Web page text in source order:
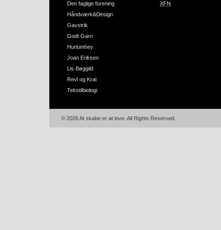
Den faglige forening
Håndværk&Design
Gavstrik
Godt Garn
Hurlumhey
Joan Eriksen
Lis Bøggild
Revl og Krat
Tekstilbiologi
XFN
© 2026 At skabe er at leve. All Rights Reserved.